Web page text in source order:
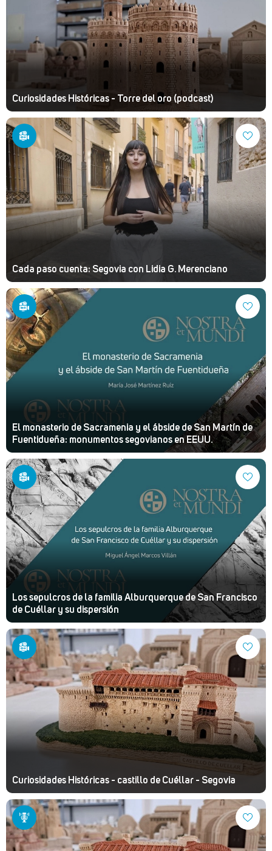
Curiosidades Históricas - Torre del oro (podcast)
Cada paso cuenta: Segovia con Lidia G. Merenciano
El monasterio de Sacramenia y el ábside de San Martín de
Fuentidueña: monumentos segovianos en EEUU.
Los sepulcros de la familia Alburquerque de San Francisco
de Cuéllar y su dispersión
Curiosidades Históricas - castillo de Cuéllar - Segovia